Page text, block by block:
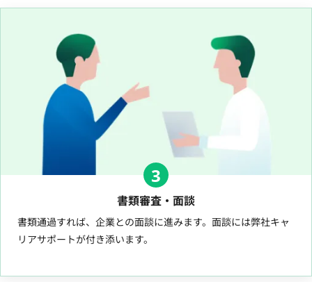
3
書類審査・面談
書類通過すれば、企業との面談に進みます。面談には弊社キャ
リアサポートが付き添います。